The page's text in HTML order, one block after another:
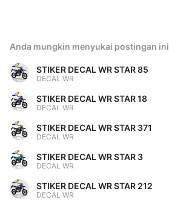
Anda mungkin menyukai postingan ini
STIKER DECAL WR STAR 85
DECAL WR
STIKER DECAL WR STAR 18
DECAL WR
STIKER DECAL WR STAR 371
DECAL WR
STIKER DECAL WR STAR 3
DECAL WR
STIKER DECAL WR STAR 212
DECAL WR